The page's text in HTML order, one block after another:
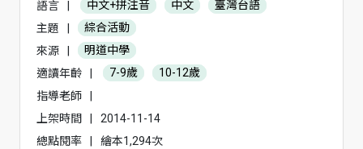
語言 | 中文+拼注音 中文
臺灣台語
主題
|
綜合活動
來源
|
明道中學
適讀年齡
| 7-9歲
10-12歲
指導老師
|
上架時間
|
2014-11-14
總點閱率
| 繪本1,294次